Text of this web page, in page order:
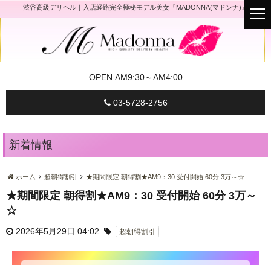
渋谷高級デリヘル｜入店経路完全極秘モデル美女『MADONNA(マドンナ)』
OPEN. AM9:30～AM4:00
03-5728-2756
新着情報
ホーム 超朝得割引 ★期間限定 朝得割★AM9：30 受付開始 60分 3万～☆
★期間限定 朝得割★AM9：30 受付開始 60分 3万～
☆
2026年5月29日 04:02 超朝得割引
t
o
g
i
t